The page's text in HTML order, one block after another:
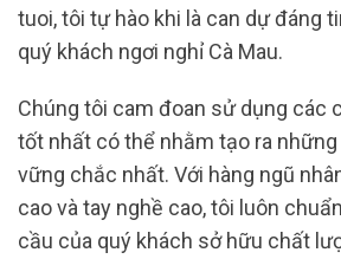
tuoi, tôi tự hào khi là can dự đáng
quý khách ngơi nghỉ Cà Mau.
Chúng tôi cam đoan sử dụng các
tốt nhất có thể nhằm tạo ra
vững chắc nhất. Với hàng ngũ
cao và tay nghề cao, tôi luôn
cầu của quý khách sở hữu chất